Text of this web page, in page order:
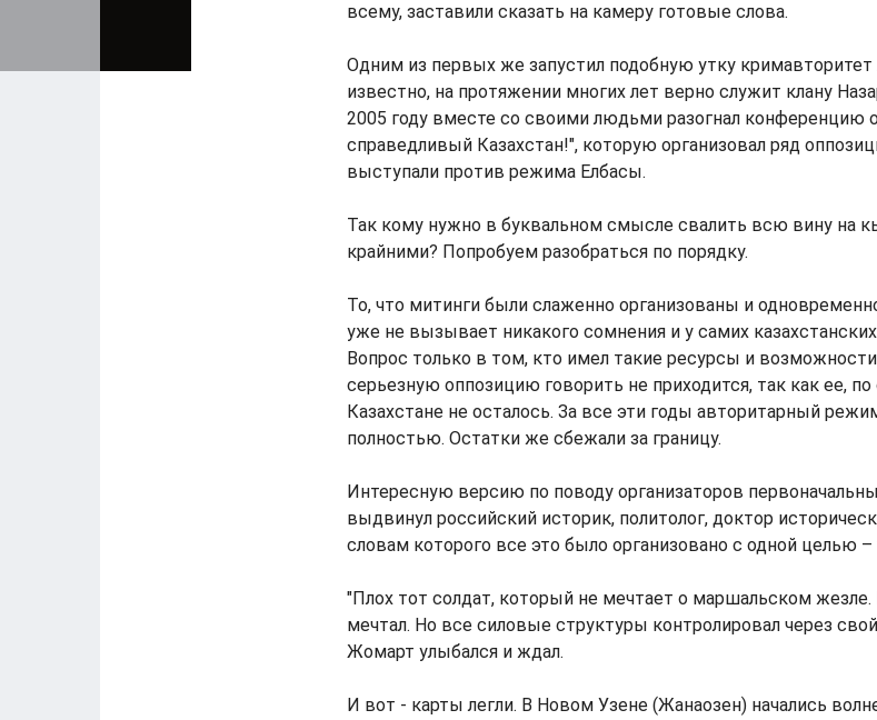
всему, заставили сказать на камеру готовые слова.
Одним из первых же запустил подобную утку
известно, на протяжении многих лет верно служит клану
2005 году вместе со своими людьми разогнал конференцию
справедливый Казахстан!", которую организовал ряд
выступали против режима Елбасы.
Так кому нужно в буквальном смысле свалить всю вину на
крайними? Попробуем разобраться по порядку.
То, что митинги были слаженно организованы и
уже не вызывает никакого сомнения и у самих
Вопрос только в том, кто имел такие ресурсы и
серьезную оппозицию говорить не приходится, так как ее,
Казахстане не осталось. За все эти годы авторитарный
полностью. Остатки же сбежали за границу.
Интересную версию по поводу организаторов
выдвинул российский историк, политолог, доктор
словам которого все это было организовано с одной целью –
"Плох тот солдат, который не мечтает о маршальском
мечтал. Но все силовые структуры контролировал через
Жомарт улыбался и ждал.
И вот - карты легли. В Новом Узене (Жанаозен) начались